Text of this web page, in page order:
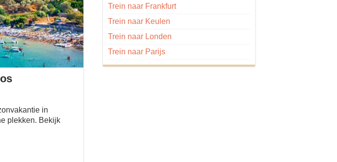
in
plekken. Bekijk
Trein naar Frankfurt
Trein naar Keulen
Trein naar Londen
Trein naar Parijs